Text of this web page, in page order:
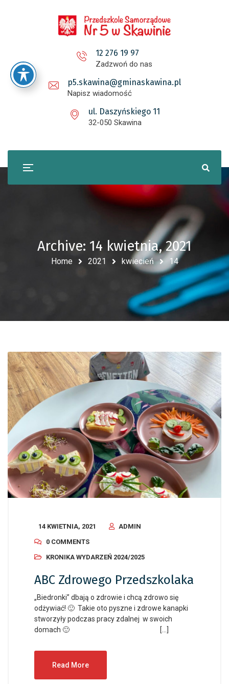
12 276 19 97
Zadzwoń do nas
p5.skawina@gminaskawina.pl
Napisz wiadomość
ul. Daszyńskiego 11
32-050 Skawina
Archive: 14 kwietnia, 2021
Home 2021 kwiecień 14
14 KWIETNIA, 2021
ADMIN
0 COMMENTS
KRONIKA WYDARZEŃ 2024/2025
ABC Zdrowego Przedszkolaka
„Biedronki” dbają o zdrowie i chcą zdrowo się
odżywiać! 🙂 Takie oto pyszne i zdrowe kanapki
stworzyły podczas pracy zdalnej w swoich
domach 🙂 […]
Read More